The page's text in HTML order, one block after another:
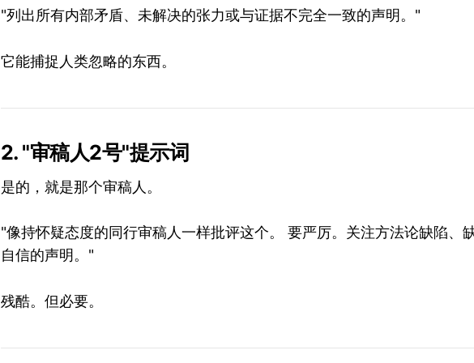
"列出所有内部矛盾、未解决的张力或与证据不完全一致的声明。"
它能捕捉人类忽略的东西。
2. "审稿人2号"提示词
是的，就是那个审稿人。
"像持怀疑态度的同行审稿人一样批评这个。 要严厉。关注方法论缺陷、
自信的声明。"
残酷。但必要。